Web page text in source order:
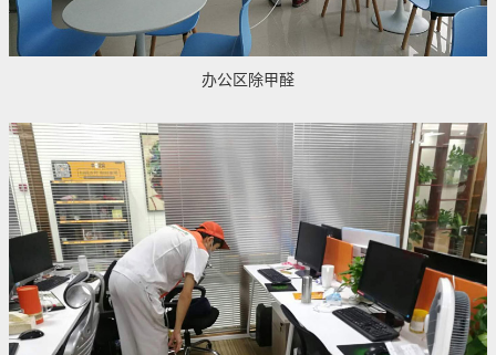
办公区除甲醛